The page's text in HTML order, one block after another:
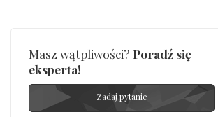
Masz wątpliwości? Poradź się
eksperta!
Zadaj pytanie